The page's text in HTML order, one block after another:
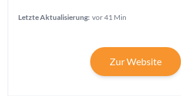
Letzte Aktualisierung: vor 41 Min
Zur Website